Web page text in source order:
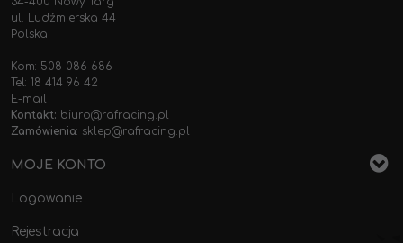
ul. Ludźmierska 44
Polska
Kom: 508 086 686
Tel: 18 414 96 42
E-mail
Kontakt: biuro@rafracing.pl
Zamówienia: sklep@rafracing.pl
MOJE KONTO
Logowanie
Rejestracja